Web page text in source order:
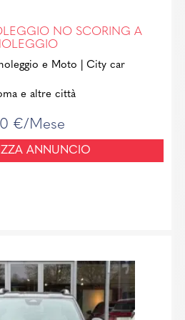
NO SCORING A
e Moto | City car
e altre città
€/Mese
ANNUNCIO